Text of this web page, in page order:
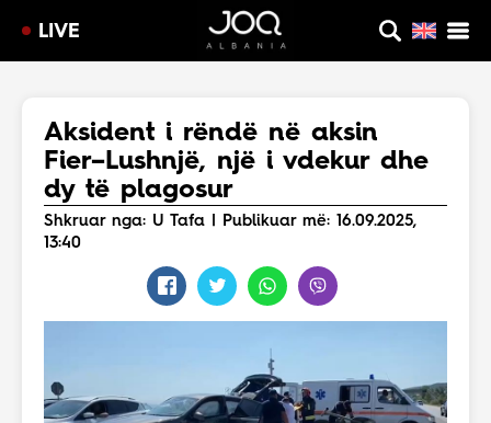
LIVE
Aksident i rëndë në aksin
Fier–Lushnjë, një i vdekur dhe
dy të plagosur
Shkruar nga: U Tafa | Publikuar më: 16.09.2025,
13:40